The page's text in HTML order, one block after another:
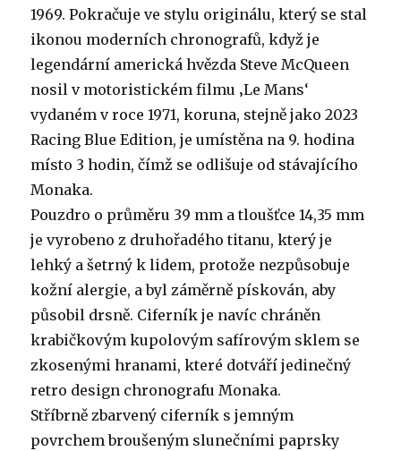
1969. Pokračuje ve stylu originálu, který se stal
ikonou moderních chronografů, když je
legendární americká hvězda Steve McQueen
nosil v motoristickém filmu ‚Le Mans‘
vydaném v roce 1971, koruna, stejně jako 2023
Racing Blue Edition, je umístěna na 9. hodina
místo 3 hodin, čímž se odlišuje od stávajícího
Monaka.
Pouzdro o průměru 39 mm a tloušťce 14,35 mm
je vyrobeno z druhořadého titanu, který je
lehký a šetrný k lidem, protože nezpůsobuje
kožní alergie, a byl záměrně pískován, aby
působil drsně. Ciferník je navíc chráněn
krabičkovým kupolovým safírovým sklem se
zkosenými hranami, které dotváří jedinečný
retro design chronografu Monaka.
Stříbrně zbarvený ciferník s jemným
povrchem broušeným slunečními paprsky